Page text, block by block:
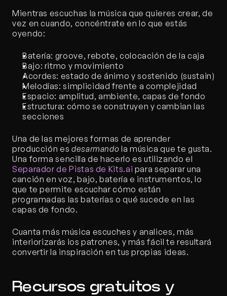
Mientras escuchas la música que quieres crear, de
vez en cuando, concéntrate en lo que estás
oyendo:
Batería: groove, rebote, colocación de la caja
Bajo: ritmo y movimiento
Acordes: estado de ánimo y sostenido (sustain)
Melodías: simplicidad frente a complejidad
Espacio: amplitud, ambiente, capas de fondo
Estructura: cómo se construyen y cambian las
secciones
Una de las mejores formas de aprender
producción es desarmando la música que te gusta.
Una forma sencilla de hacerlo es utilizando el
Separador de Pistas de Kits.ai para separar una
canción en voz, bajo, batería e instrumentos, lo
que te permite escuchar cómo están
programadas las baterías o qué sucede en las
capas de fondo.
Cuanta más música escuches y analices, más
interiorizarás los patrones, y más fácil te resultará
convertir la inspiración en tus propias ideas.
Recursos gratuitos y